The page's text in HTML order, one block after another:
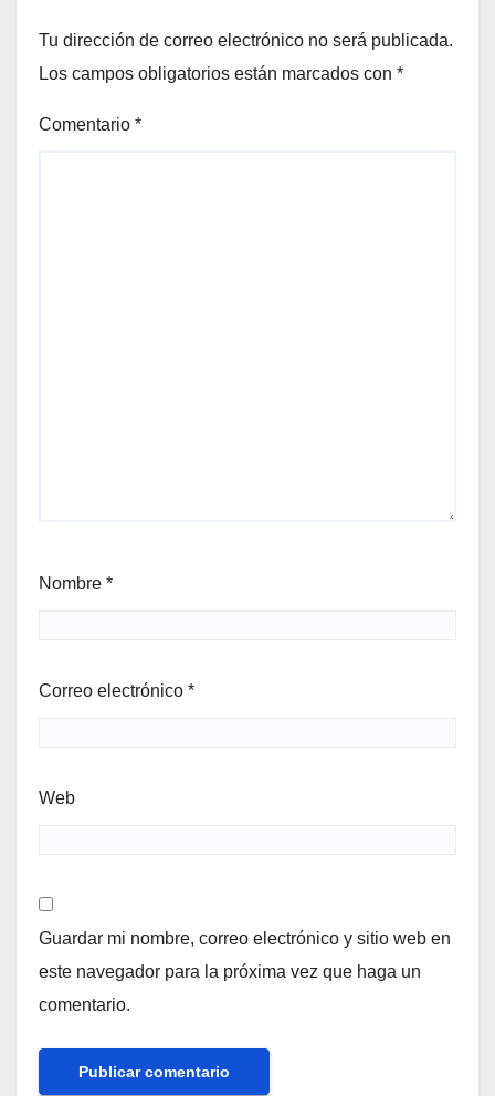
Tu dirección de correo electrónico no será publicada.
Los campos obligatorios están marcados con *
Comentario *
Nombre *
Correo electrónico *
Web
Guardar mi nombre, correo electrónico y sitio web en
este navegador para la próxima vez que haga un
comentario.